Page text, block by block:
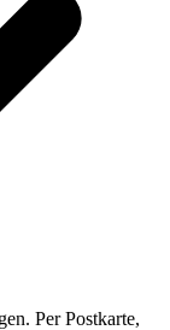
Per Postkarte,